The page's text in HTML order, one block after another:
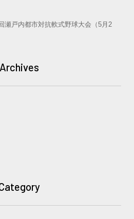
瀬戸内都市対抗軟式野球大会（5月2
Archives